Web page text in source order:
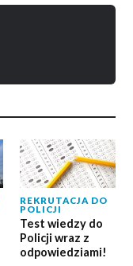
REKRUTACJA DO
POLICJI
Test wiedzy do
Policji wraz z
odpowiedziami!